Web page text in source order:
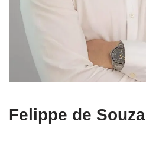
Felippe de Souza